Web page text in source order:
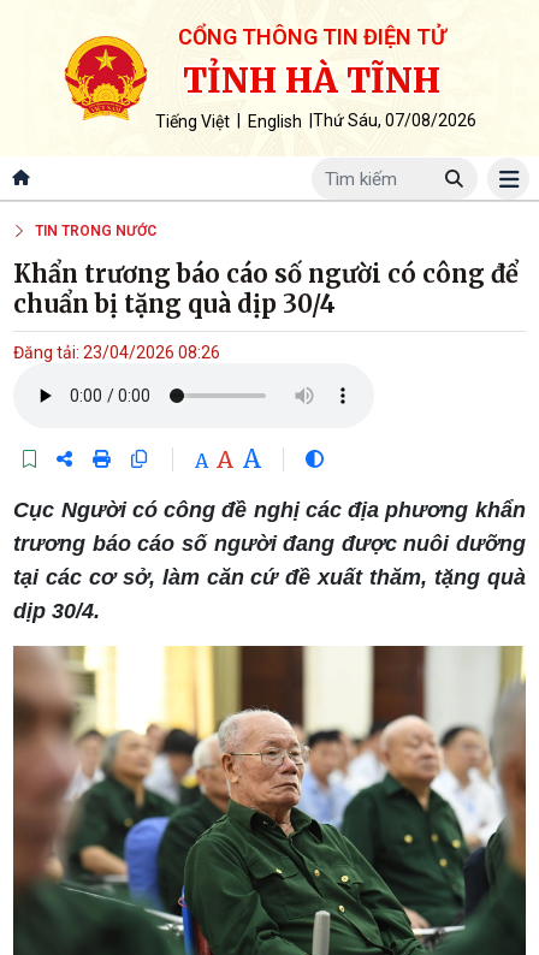
CỔNG THÔNG TIN ĐIỆN TỬ
TỈNH HÀ TĨNH
Tiếng Việt English Thứ Sáu, 07/08/2026
TIN TRONG NƯỚC
Khẩn trương báo cáo số người có công để
chuẩn bị tặng quà dịp 30/4
Đăng tải: 23/04/2026 08:26
A A A
Cục Người có công đề nghị các địa phương khẩn
trương báo cáo số người đang được nuôi dưỡng
tại các cơ sở, làm căn cứ đề xuất thăm, tặng quà
dịp 30/4.